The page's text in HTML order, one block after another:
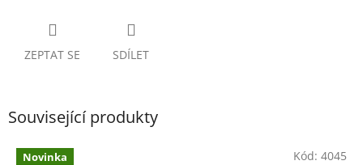
ZEPTAT SE SDÍLET
Související produkty
Novinka Kód: 4045